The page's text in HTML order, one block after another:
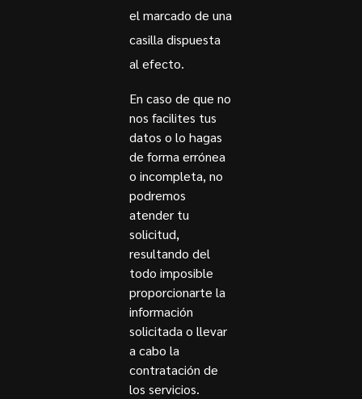
el marcado de una
casilla dispuesta
al efecto.
En caso de que no
nos facilites tus
datos o lo hagas
de forma errónea
o incompleta, no
podremos
atender tu
solicitud,
resultando del
todo imposible
proporcionarte la
información
solicitada o llevar
a cabo la
contratación de
los servicios.